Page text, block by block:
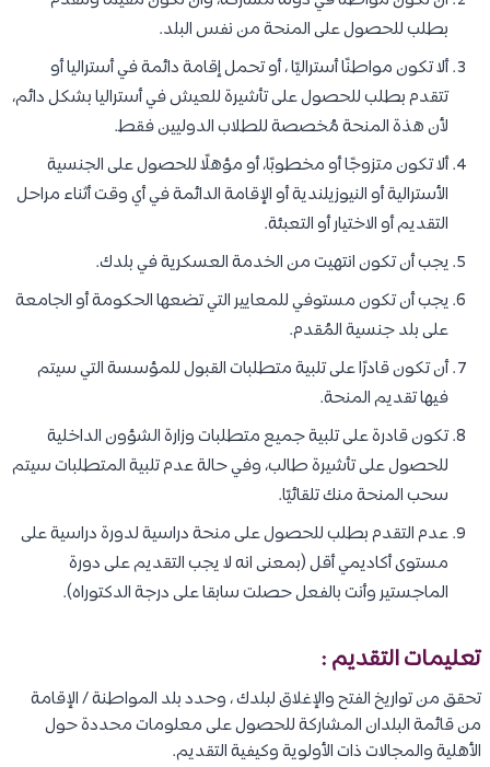
بطلب للحصول على المنحة من نفس البلد.
ألا تكون مواطنًا أستراليًا ، أو تحمل إقامة دائمة في أستراليا أو
تتقدم بطلب للحصول على تأشيرة للعيش في أستراليا بشكل دائم،
لأن هذة المنحة مُخصصة للطلاب الدوليين فقط.
ألا تكون متزوجًا أو مخطوبًا، أو مؤهلًا للحصول على الجنسية
الأسترالية أو النيوزيلندية أو الإقامة الدائمة في أي وقت أثناء مراحل
التقديم أو الاختيار أو التعبئة.
يجب أن تكون انتهيت من الخدمة العسكرية في بلدك.
يجب أن تكون مستوفي للمعايير التي تضعها الحكومة أو الجامعة
على بلد جنسية المُقدم.
أن تكون قادرًا على تلبية متطلبات القبول للمؤسسة التي سيتم
فيها تقديم المنحة.
تكون قادرة على تلبية جميع متطلبات وزارة الشؤون الداخلية
للحصول على تأشيرة طالب، وفي حالة عدم تلبية المتطلبات سيتم
سحب المنحة منك تلقائيًا.
عدم التقدم بطلب للحصول على منحة دراسية لدورة دراسية على
مستوى أكاديمي أقل (بمعنى انه لا يجب التقديم على دورة
الماجستير وأنت بالفعل حصلت سابقا على درجة الدكتوراه).
تعليمات التقديم :
تحقق من تواريخ الفتح والإغلاق لبلدك ، وحدد بلد المواطنة / الإقامة
من قائمة البلدان المشاركة للحصول على معلومات محددة حول
الأهلية والمجالات ذات الأولوية وكيفية التقديم.